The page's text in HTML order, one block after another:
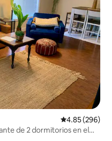
Calificación
4.85 (296)
de 2 dormitorios en el